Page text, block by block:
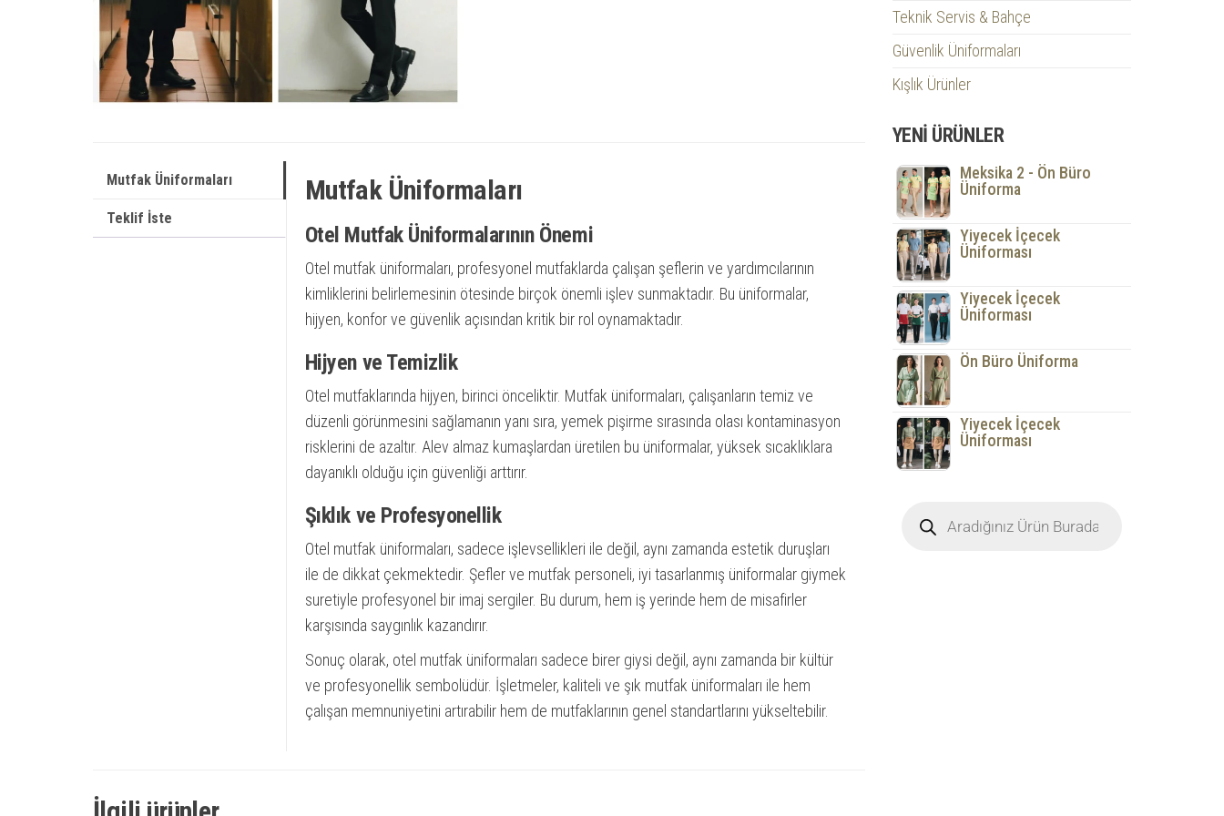
Mutfak Üniformaları
Teklif İste
Mutfak Üniformaları
Otel Mutfak Üniformalarının Önemi
Otel mutfak üniformaları, profesyonel mutfaklarda çalışan şeflerin ve yardımcılarının
kimliklerini belirlemesinin ötesinde birçok önemli işlev sunmaktadır. Bu üniformalar,
hijyen, konfor ve güvenlik açısından kritik bir rol oynamaktadır.
Hijyen ve Temizlik
Otel mutfaklarında hijyen, birinci önceliktir. Mutfak üniformaları, çalışanların temiz ve
düzenli görünmesini sağlamanın yanı sıra, yemek pişirme sırasında olası kontaminasyon
risklerini de azaltır. Alev almaz kumaşlardan üretilen bu üniformalar, yüksek sıcaklıklara
dayanıklı olduğu için güvenliği arttırır.
Şıklık ve Profesyonellik
Otel mutfak üniformaları, sadece işlevsellikleri ile değil, aynı zamanda estetik duruşları
ile de dikkat çekmektedir. Şefler ve mutfak personeli, iyi tasarlanmış üniformalar giymek
suretiyle profesyonel bir imaj sergiler. Bu durum, hem iş yerinde hem de misafirler
karşısında saygınlık kazandırır.
Sonuç olarak, otel mutfak üniformaları sadece birer giysi değil, aynı zamanda bir kültür
ve profesyonellik sembolüdür. İşletmeler, kaliteli ve şık mutfak üniformaları ile hem
çalışan memnuniyetini artırabilir hem de mutfaklarının genel standartlarını yükseltebilir.
Teknik Servis & Bahçe
Güvenlik Üniformaları
Kışlık Ürünler
YENI ÜRÜNLER
Meksika 2 - Ön Büro
Üniforma
Yiyecek İçecek
Üniforması
Yiyecek İçecek
Üniforması
Ön Büro Üniforma
Yiyecek İçecek
Üniforması